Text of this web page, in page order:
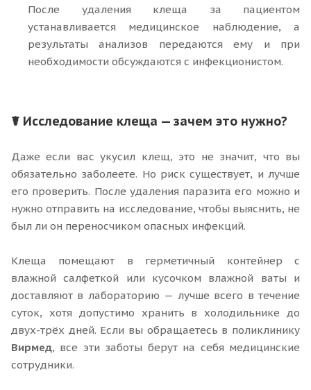
После удаления клеща за пациентом
устанавливается медицинское наблюдение, а
результаты анализов передаются ему и при
необходимости обсуждаются с инфекционистом.
☤ Исследование клеща — зачем это нужно?
Даже если вас укусил клещ, это не значит, что вы
обязательно заболеете. Но риск существует, и лучше
его проверить. После удаления паразита его можно и
нужно отправить на исследование, чтобы выяснить, не
был ли он переносчиком опасных инфекций.
Клеща помещают в герметичный контейнер с
влажной салфеткой или кусочком влажной ваты и
доставляют в лабораторию — лучше всего в течение
суток, хотя допустимо хранить в холодильнике до
двух-трёх дней. Если вы обращаетесь в поликлинику
Вирмед, все эти заботы берут на себя медицинские
сотрудники.